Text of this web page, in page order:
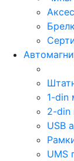
1-din
2-din
USB
UMS